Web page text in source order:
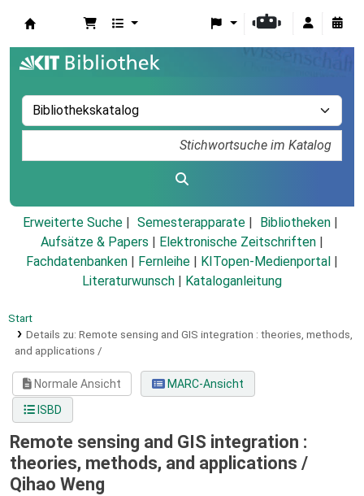
Erweiterte Suche Semesterapparate
Bibliotheken
Aufsätze & Papers
Elektronische Zeitschriften
Fachdatenbanken
Fernleihe KITopen-Medienportal
Literaturwunsch
Kataloganleitung
Start
Details zu: Remote sensing and GIS integration : theories, methods,
and applications /
Normale Ansicht
MARC-Ansicht
ISBD
Remote sensing and GIS integration :
theories, methods, and applications /
Qihao Weng